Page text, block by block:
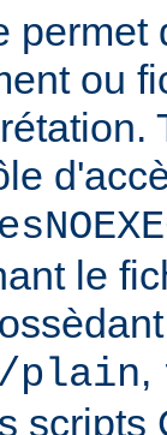
permet
ou
le
plain,
scripts